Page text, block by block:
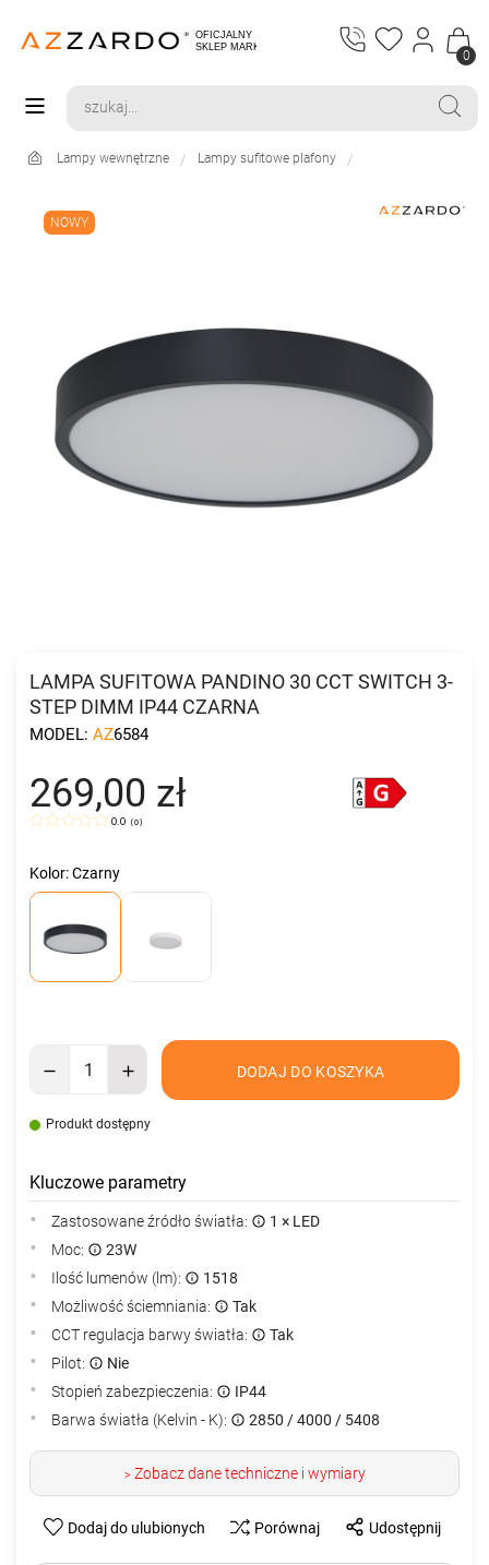
0
Lampy wewnętrzne Lampy sufitowe plafony
NOWY
LAMPA SUFITOWA PANDINO 30 CCT SWITCH 3-
STEP DIMM IP44 CZARNA
MODEL: AZ6584
269,00 zł
0.0 (0)
Kolor: Czarny
DODAJ DO KOSZYKA
Produkt dostępny
Kluczowe parametry
Zastosowane źródło światła:
1 × LED
Moc:
23W
Ilość lumenów (lm):
1518
Możliwość ściemniania:
Tak
CCT regulacja barwy światła:
Tak
Pilot:
Nie
Stopień zabezpieczenia:
IP44
Barwa światła (Kelvin - K):
2850 / 4000 / 5408
>Zobacz dane techniczne i wymiary
Dodaj do ulubionych Porównaj Udostępnij